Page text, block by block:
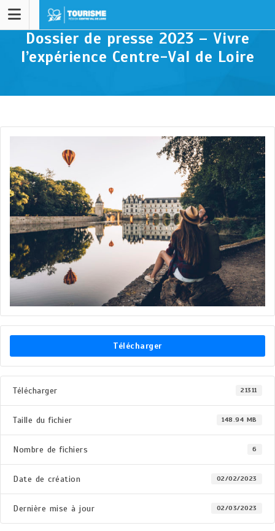
Dossier de presse 2023 – Vivre
l’expérience Centre-Val de Loire
Télécharger
Télécharger 21311
Taille du fichier 148.94 MB
Nombre de fichiers 6
Date de création 02/02/2023
Dernière mise à jour 02/03/2023